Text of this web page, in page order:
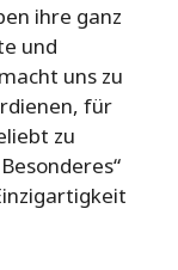
ihre ganz
und
uns zu
für
zu